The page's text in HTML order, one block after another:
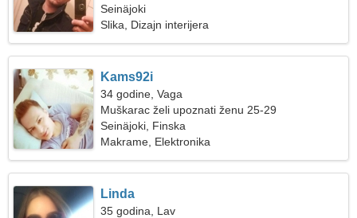
Seinäjoki
Slika, Dizajn interijera
Kams92i
34 godine, Vaga
Muškarac želi upoznati ženu 25-29
Seinäjoki, Finska
Makrame, Elektronika
Linda
35 godina, Lav